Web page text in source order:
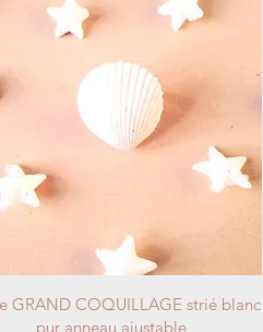
GRAND COQUILLAGE strié blanc
pur anneau ajustable